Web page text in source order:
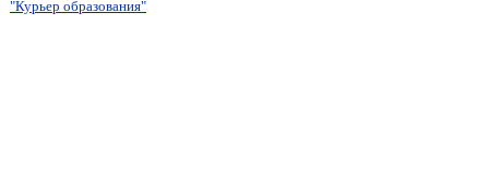
"Курьер образования"